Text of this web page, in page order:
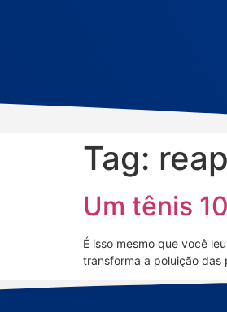
Tag:
Um tênis
É isso mesmo que você
transforma a poluição das